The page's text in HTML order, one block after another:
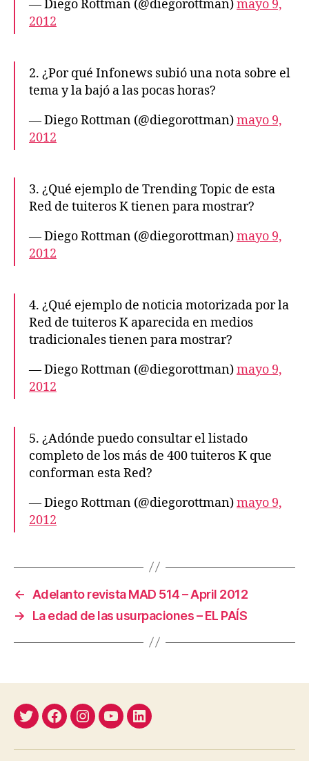
— Diego Rottman (@diegorottman)mayo 9,
2012
2. ¿Por qué Infonews subió una nota sobre el
tema y la bajó a las pocas horas?
— Diego Rottman (@diegorottman)mayo 9,
2012
3. ¿Qué ejemplo de Trending Topic de esta
Red de tuiteros K tienen para mostrar?
— Diego Rottman (@diegorottman)mayo 9,
2012
4. ¿Qué ejemplo de noticia motorizada por la
Red de tuiteros K aparecida en medios
tradicionales tienen para mostrar?
— Diego Rottman (@diegorottman)mayo 9,
2012
5. ¿Adónde puedo consultar el listado
completo de los más de 400 tuiteros K que
conforman esta Red?
— Diego Rottman (@diegorottman)mayo 9,
2012
←
Adelanto revista MAD 514 – April 2012
→
La edad de las usurpaciones – EL PAÍS
TwitterFacebookInstagram
YouTubeLinkedin